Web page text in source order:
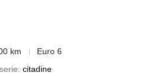
km
Euro 6
citadine